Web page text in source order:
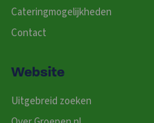
Cateringmogelijkheden
Contact
Website
Uitgebreid zoeken